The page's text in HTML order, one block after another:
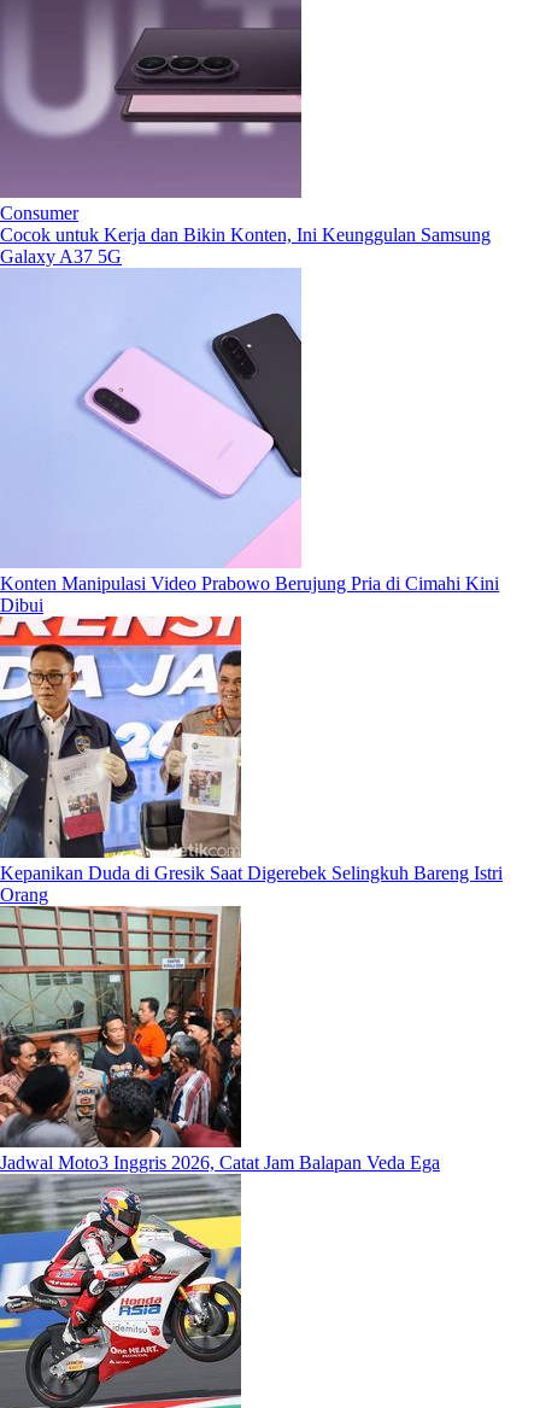
Consumer
Cocok untuk Kerja dan Bikin Konten, Ini Keunggulan Samsung
Galaxy A37 5G
Konten Manipulasi Video Prabowo Berujung Pria di Cimahi Kini
Dibui
Kepanikan Duda di Gresik Saat Digerebek Selingkuh Bareng Istri
Orang
Jadwal Moto3 Inggris 2026, Catat Jam Balapan Veda Ega